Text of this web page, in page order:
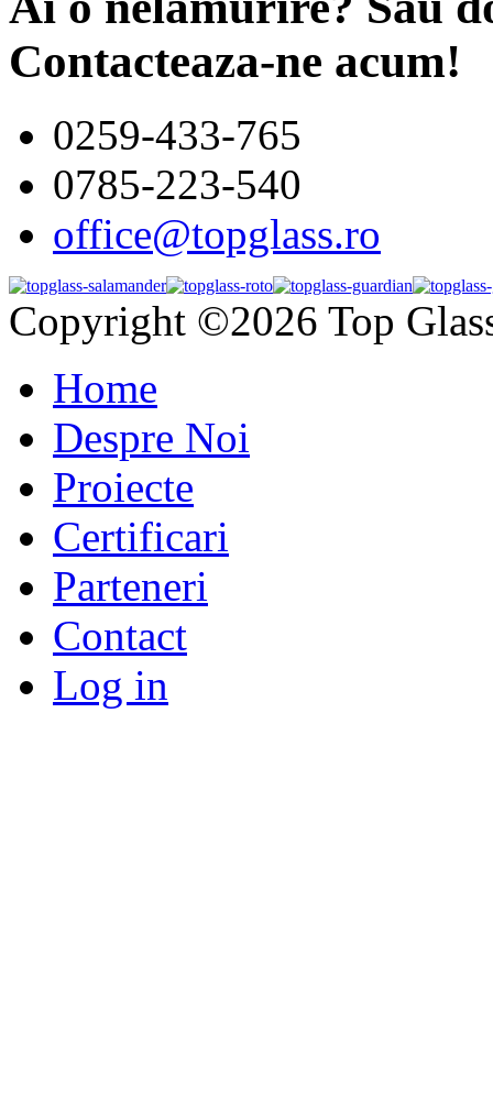
Contacteaza-ne acum!
0259-433-765
0785-223-540
office@topglass.ro
Copyright ©2026 Top
Home
Despre Noi
Proiecte
Certificari
Parteneri
Contact
Log in